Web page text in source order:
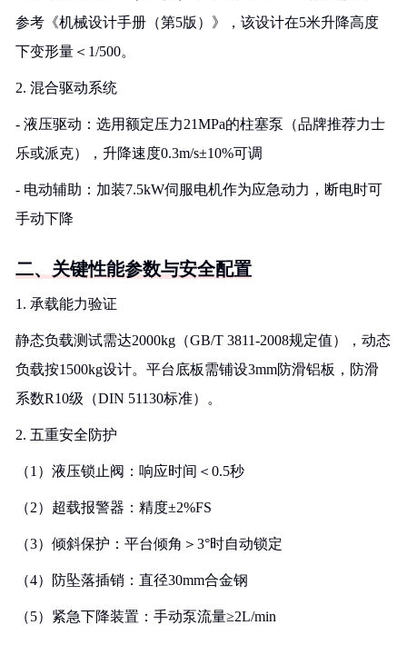
参考《机械设计手册（第5版）》，该设计在5米升降高度
下变形量＜1/500。
2. 混合驱动系统
- 液压驱动：选用额定压力21MPa的柱塞泵（品牌推荐力士
乐或派克），升降速度0.3m/s±10%可调
- 电动辅助：加装7.5kW伺服电机作为应急动力，断电时可
手动下降
二、关键性能参数与安全配置
1. 承载能力验证
静态负载测试需达2000kg（GB/T 3811-2008规定值），动态
负载按1500kg设计。平台底板需铺设3mm防滑铝板，防滑
系数R10级（DIN 51130标准）。
2. 五重安全防护
（1）液压锁止阀：响应时间＜0.5秒
（2）超载报警器：精度±2%FS
（3）倾斜保护：平台倾角＞3°时自动锁定
（4）防坠落插销：直径30mm合金钢
（5）紧急下降装置：手动泵流量≥2L/min